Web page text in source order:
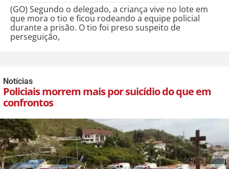
(GO) Segundo o delegado, a criança vive no lote em
que mora o tio e ficou rodeando a equipe policial
durante a prisão. O tio foi preso suspeito de
perseguição,
Notícias
Policiais morrem mais por suicídio do que em
confrontos